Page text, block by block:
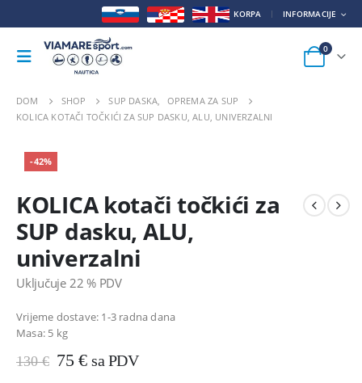
KORPA INFORMACIJE
0
DOM SHOP SUP DASKA,
OPREMA ZA SUP
KOLICA KOTAČI TOČKIĆI ZA SUP DASKU, ALU, UNIVERZALNI
-42%
KOLICA kotači točkići za
SUP dasku, ALU,
univerzalni
Uključuje 22 % PDV
Vrijeme dostave: 1-3 radna dana
Masa: 5 kg
130€ Izvorna
75€Trenutna
sa PDV